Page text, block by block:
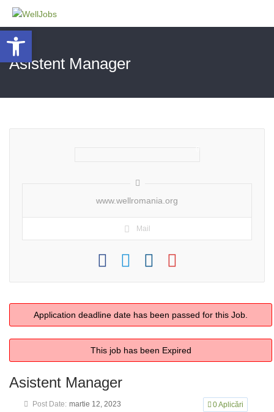
Asistent Manager
0
www.wellromania.org
Mail
Application deadline date has been passed for this Job.
This job has been Expired
Asistent Manager
Post Date: martie 12, 2023
0Aplicări
Deschide bara de unelte